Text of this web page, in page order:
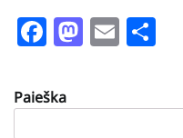
Facebook
Email
Paieška